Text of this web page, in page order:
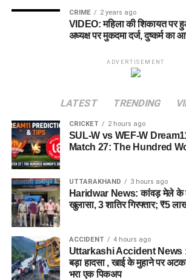
CRIME 2 years ago
VIDEO: महिला की शिकायत पर
अध्यक्ष पर मुकदमा दर्ज, दुष्कर्म का
ADVERTISEMENT
LATEST TRENDING
CRICKET 2 hours ago
SUL-W vs WEF-W
Match 27: The Hundred
UTTARAKHAND 3 hours ago
Haridwar News: कांवड़ मेले के
खुलासा, 3 शातिर गिरफ्तार; ₹5
ACCIDENT 4 hours ago
Uttarkashi Accident News :
बड़ा हादसा , खाई के मुहाने पर
भरा एक पिकअप